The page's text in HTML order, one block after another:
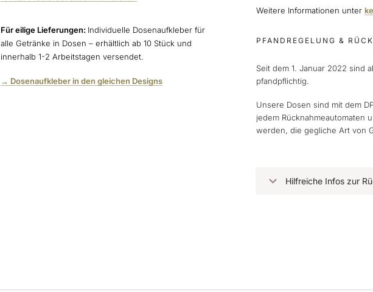
Für eilige Lieferungen: Individuelle Dosenaufkleber für
alle Getränke in Dosen – erhältlich ab 10 Stück und
innerhalb 1-2 Arbeitstagen versendet.
→ Dosenaufkleber in den gleichen Designs
Weitere Informationen unter
PFANDREGELUNG &
Seit dem 1. Januar 2022 sind
pfandpflichtig.
Unsere Dosen sind mit dem
jedem Rücknahmeautomaten
werden, die gegliche Art von
Hilfreiche Infos zur